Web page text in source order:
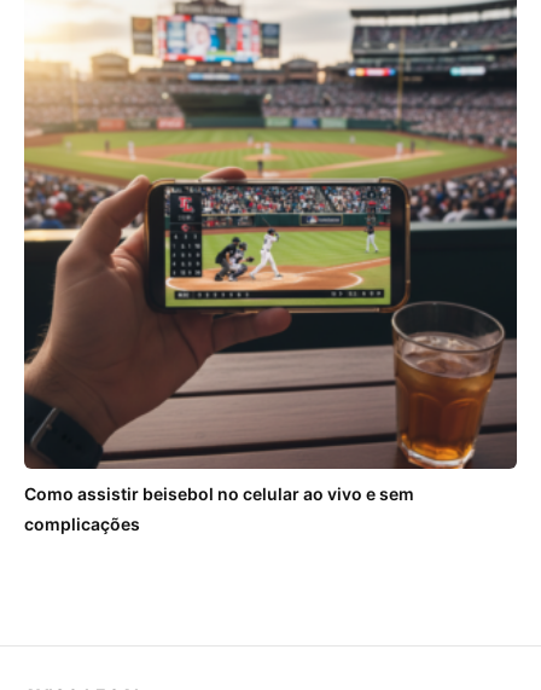
Como assistir beisebol no celular ao vivo e sem
complicações